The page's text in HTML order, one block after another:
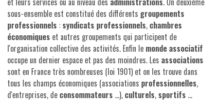
sous-ensemble est constitué des différents groupements
professionnels : syndicats professionnels, chambres
économiques et autres groupements qui participent de
l'organisation collective des activités. Enfin le monde associatif
occupe un dernier espace et pas des moindres. Les associations
sont en France très nombreuses (loi 1901) et on les trouve dans
tous les champs économiques (associations professionnelles,
d'entreprises, de consommateurs ...), culturels, sportifs ...